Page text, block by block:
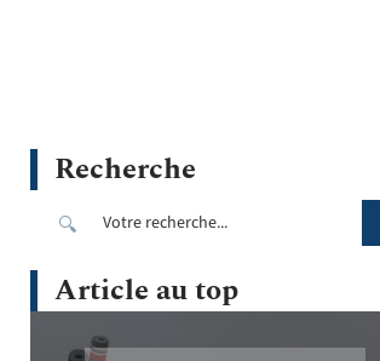
Recherche
Article au top